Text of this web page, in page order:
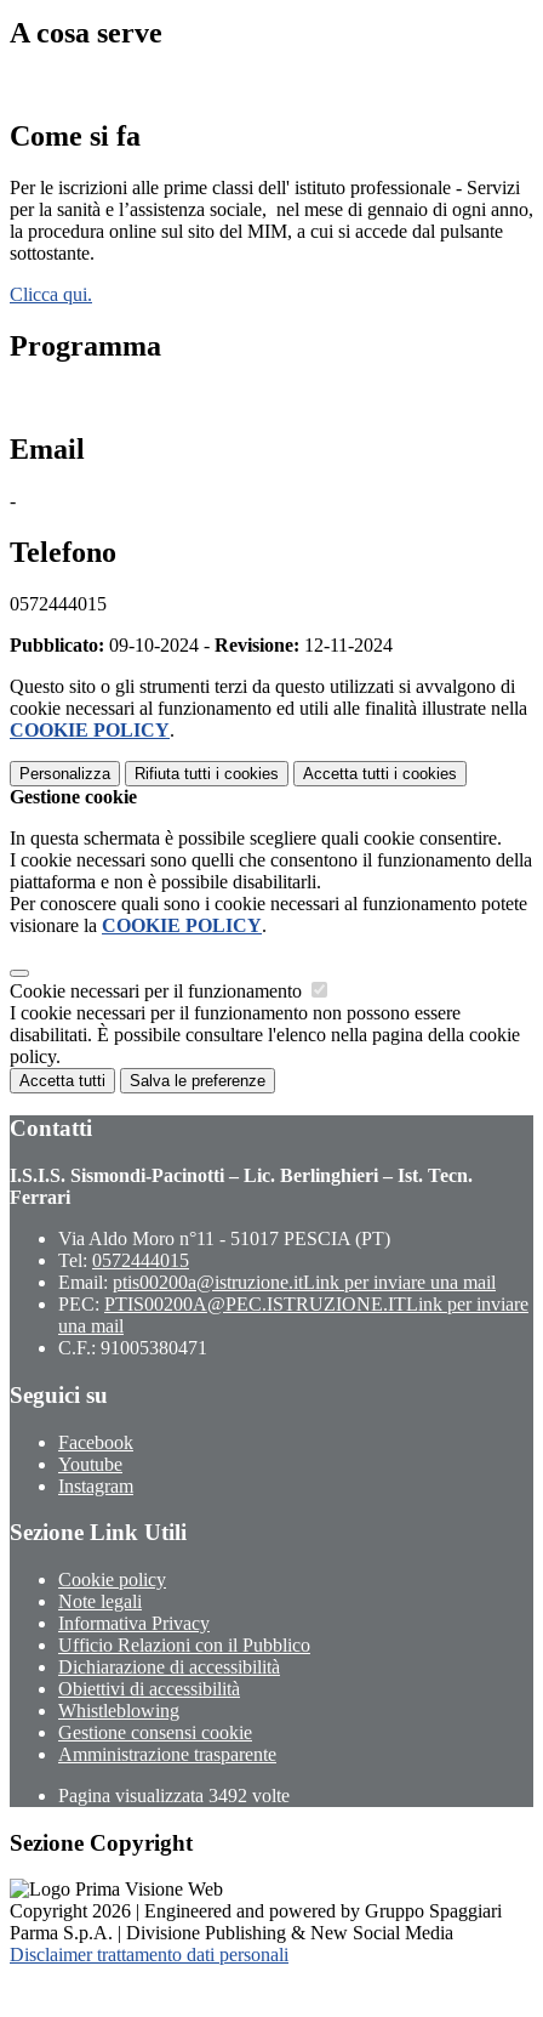
A cosa serve
Come si fa
Per le iscrizioni alle prime classi dell' istituto professionale - Servizi
per la sanità e l’assistenza sociale, nel mese di gennaio di ogni anno,
la procedura online sul sito del MIM, a cui si accede dal pulsante
sottostante.
Clicca qui.
Programma
Email
-
Telefono
0572444015
Pubblicato: 09-10-2024 - Revisione: 12-11-2024
Questo sito o gli strumenti terzi da questo utilizzati si avvalgono di
cookie necessari al funzionamento ed utili alle finalità illustrate nella
COOKIE POLICY.
Personalizza Rifiuta tutti i cookies Accetta tutti i cookies
Gestione cookie
In questa schermata è possibile scegliere quali cookie consentire.
I cookie necessari sono quelli che consentono il funzionamento della
piattaforma e non è possibile disabilitarli.
Per conoscere quali sono i cookie necessari al funzionamento potete
visionare la COOKIE POLICY.
Cookie necessari per il funzionamento
I cookie necessari per il funzionamento non possono essere
disabilitati. È possibile consultare l'elenco nella pagina della cookie
policy.
Accetta tutti Salva le preferenze
Contatti
I.S.I.S. Sismondi-Pacinotti – Lic. Berlinghieri – Ist. Tecn.
Ferrari
Via Aldo Moro n°11 - 51017 PESCIA (PT)
Tel: 0572444015
Email: ptis00200a@istruzione.itLink per inviare una mail
PEC: PTIS00200A@PEC.ISTRUZIONE.ITLink per inviare
una mail
C.F.: 91005380471
Seguici su
Facebook
Youtube
Instagram
Sezione Link Utili
Cookie policy
Note legali
Informativa Privacy
Ufficio Relazioni con il Pubblico
Dichiarazione di accessibilità
Obiettivi di accessibilità
Whistleblowing
Gestione consensi cookie
Amministrazione trasparente
Pagina visualizzata 3492 volte
Sezione Copyright
Copyright 2026 | Engineered and powered by Gruppo Spaggiari
Parma S.p.A. | Divisione Publishing & New Social Media
Disclaimer trattamento dati personali